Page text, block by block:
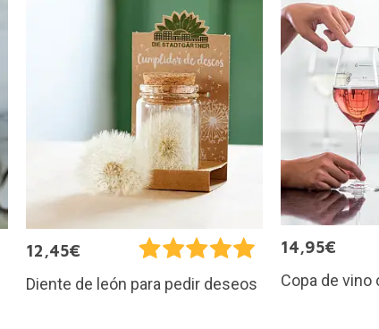
12,45€
Diente de león para pedir deseos
14,95€
Copa de vino